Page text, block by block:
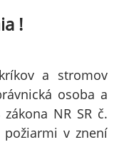
!
a stromov
osoba a
NR SR č.
v znení